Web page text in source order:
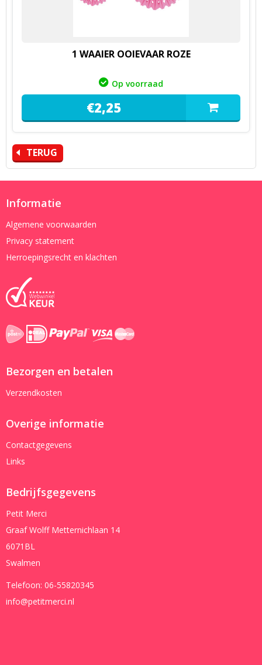
1 WAAIER OOIEVAAR ROZE
Op voorraad
€2,25
TERUG
Informatie
Algemene voorwaarden
Privacy statement
Herroepingsrecht en klachten
Bezorgen en betalen
Verzendkosten
Overige informatie
Contactgegevens
Links
Bedrijfsgegevens
Petit Merci
Graaf Wolff Metternichlaan 14
6071BL
Swalmen
Telefoon: 06-55820345
info@petitmerci.nl